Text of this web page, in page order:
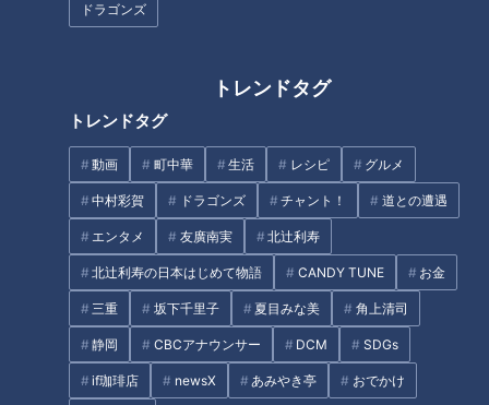
ドラゴンズ
トレンドタグ
トレンドタグ
動画 町中華 生活 レシピ グルメ
中村彩賀 ドラゴンズ チャント！ 道との遭遇
エンタメ 友廣南実 北辻利寿
北辻利寿の日本はじめて物語 CANDY TUNE お金
三重 坂下千里子 夏目みな美 角上清司
静岡 CBCアナウンサー DCM SDGs
if珈琲店 newsX あみやき亭 おでかけ
「豚玉キムチ炒め」の作り方
『アイラップ』は何がすごい？
超便利な使い方＆SNSで話題の
時短レシピをご紹介！
「ささ身とオクラの梅おかかサ
ラダ」の作り方【キユーピー３
分クッキング】
生活 花咲かタイムズ